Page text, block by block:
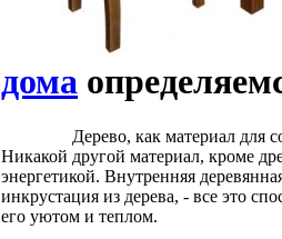
дома
Дерево, как материал для
Никакой другой материал, кроме
энергетикой. Внутренняя
инкрустация из дерева, - все это
его уютом и теплом.